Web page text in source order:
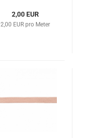
2,00 EUR
2,00 EUR pro Meter